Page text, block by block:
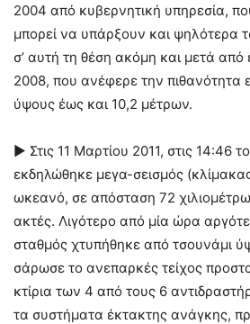
2004 από κυβερνητική υπηρεσία,
μπορεί να υπάρξουν και ψηλότερα
σ’ αυτή τη θέση ακόμη και μετά από
2008, που ανέφερε την πιθανότητα
ύψους έως και 10,2 μέτρων.
► Στις 11 Μαρτίου 2011, στις 14:46
εκδηλώθηκε μεγα-σεισμός
ωκεανό, σε απόσταση 72
ακτές. Λιγότερο από μία ώρα
σταθμός χτυπήθηκε από τσουνάμι
σάρωσε το ανεπαρκές τείχος
κτίρια των 4 από τους 6
τα συστήματα έκτακτης ανάγκης,